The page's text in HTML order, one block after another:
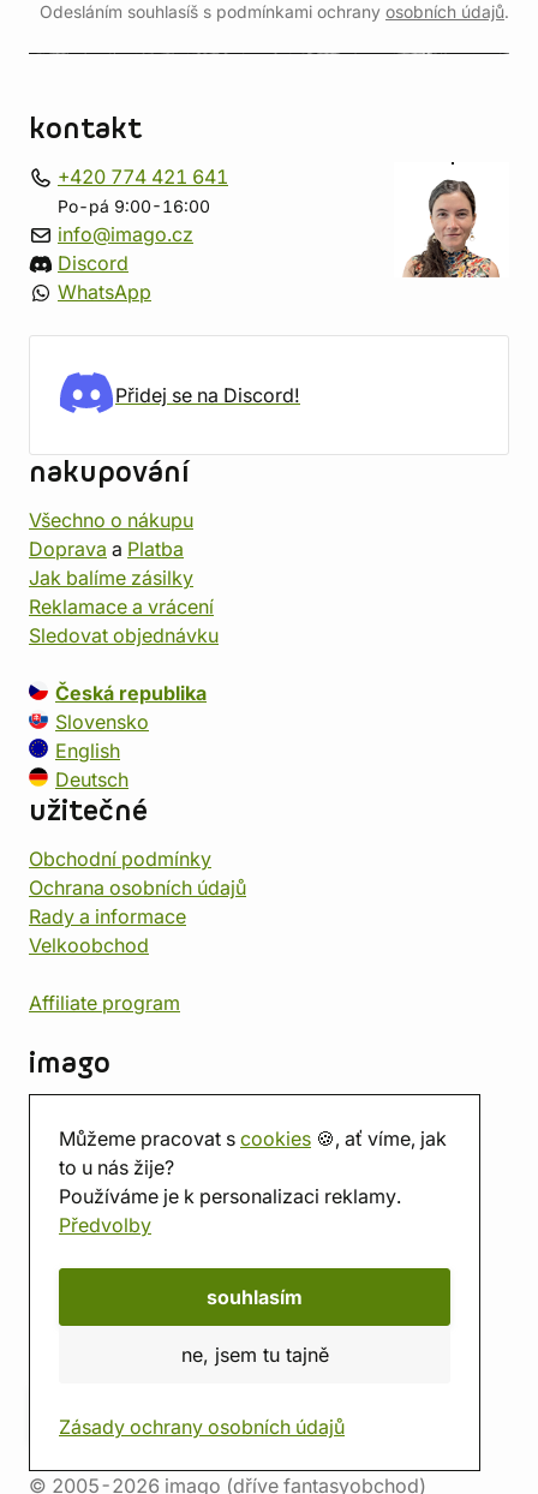
Můžeme pracovat s cookies 🍪, ať víme, jak
to u nás žije?
Používáme je k personalizaci reklamy.
Předvolby
souhlasím
ne, jsem tu tajně
Zásady ochrany osobních údajů
Odesláním souhlasíš s podmínkami ochrany osobních údajů.
kontakt
+420 774 421 641
Po-pá 9:00-16:00
info@imago.cz
Discord
WhatsApp
Přidej se na Discord!
nakupování
Všechno o nákupu
Doprava a Platba
Jak balíme zásilky
Reklamace a vrácení
Sledovat objednávku
Česká republika
Slovensko
English
Deutsch
užitečné
Obchodní podmínky
Ochrana osobních údajů
Rady a informace
Velkoobchod
Affiliate program
imago
Prodejna
Herna
O nás
Hodnocení obchodu
© 2005-2026 imago (dříve fantasyobchod)